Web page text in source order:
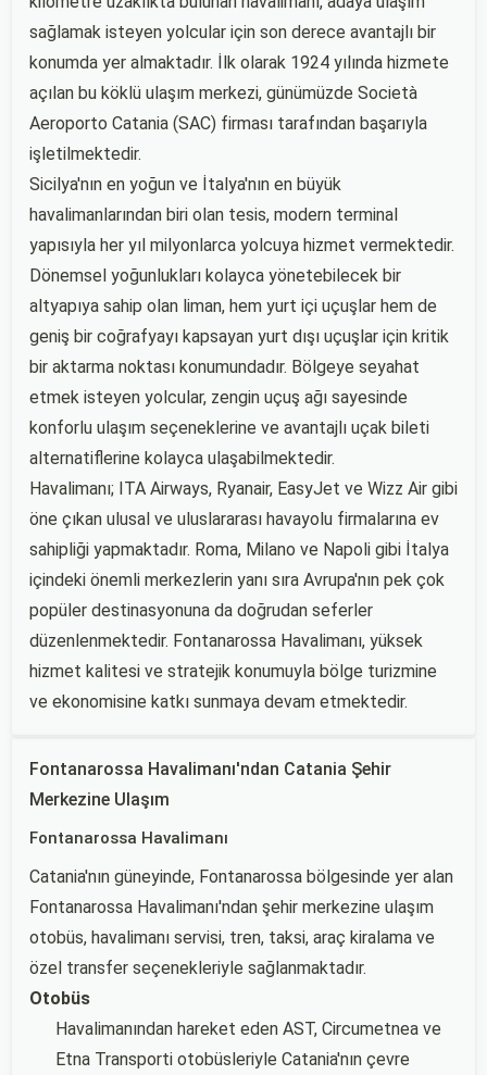
sağlamak isteyen yolcular için son derece avantajlı bir
konumda yer almaktadır. İlk olarak 1924 yılında hizmete
açılan bu köklü ulaşım merkezi, günümüzde Società
Aeroporto Catania (SAC) firması tarafından başarıyla
işletilmektedir.
Sicilya'nın en yoğun ve İtalya'nın en büyük
havalimanlarından biri olan tesis, modern terminal
yapısıyla her yıl milyonlarca yolcuya hizmet vermektedir.
Dönemsel yoğunlukları kolayca yönetebilecek bir
altyapıya sahip olan liman, hem yurt içi uçuşlar hem de
geniş bir coğrafyayı kapsayan yurt dışı uçuşlar için kritik
bir aktarma noktası konumundadır. Bölgeye seyahat
etmek isteyen yolcular, zengin uçuş ağı sayesinde
konforlu ulaşım seçeneklerine ve avantajlı uçak bileti
alternatiflerine kolayca ulaşabilmektedir.
Havalimanı; ITA Airways, Ryanair, EasyJet ve Wizz Air gibi
öne çıkan ulusal ve uluslararası havayolu firmalarına ev
sahipliği yapmaktadır. Roma, Milano ve Napoli gibi İtalya
içindeki önemli merkezlerin yanı sıra Avrupa'nın pek çok
popüler destinasyonuna da doğrudan seferler
düzenlenmektedir. Fontanarossa Havalimanı, yüksek
hizmet kalitesi ve stratejik konumuyla bölge turizmine
ve ekonomisine katkı sunmaya devam etmektedir.
Fontanarossa Havalimanı'ndan Catania Şehir
Merkezine Ulaşım
Fontanarossa Havalimanı
Catania'nın güneyinde, Fontanarossa bölgesinde yer alan
Fontanarossa Havalimanı'ndan şehir merkezine ulaşım
otobüs, havalimanı servisi, tren, taksi, araç kiralama ve
özel transfer seçenekleriyle sağlanmaktadır.
Otobüs
Havalimanından hareket eden AST, Circumetnea ve
Etna Transporti otobüsleriyle Catania'nın çevre